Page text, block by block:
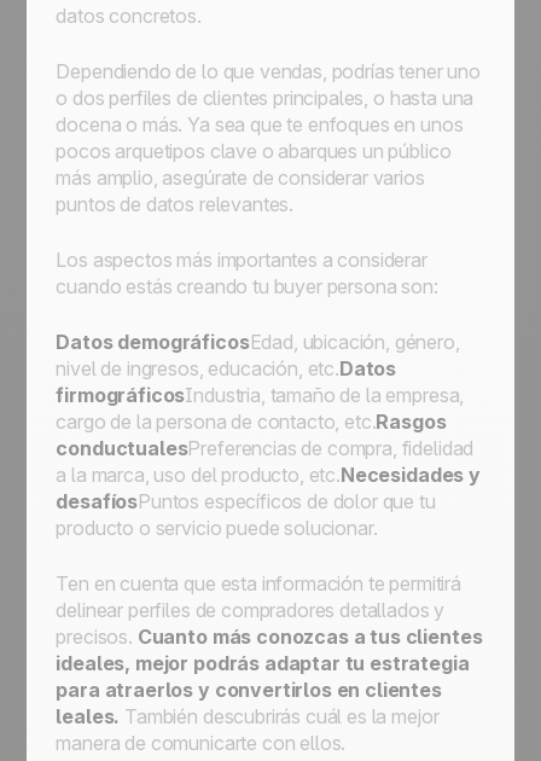
datos concretos.
Dependiendo de lo que vendas, podrías tener uno
o dos perfiles de clientes principales, o hasta una
docena o más. Ya sea que te enfoques en unos
pocos arquetipos clave o abarques un público
más amplio, asegúrate de considerar varios
puntos de datos relevantes.
Los aspectos más importantes a considerar
cuando estás creando tu buyer persona son:
Datos demográficosEdad, ubicación, género,
nivel de ingresos, educación, etc.Datos
firmográficosIndustria, tamaño de la empresa,
cargo de la persona de contacto, etc.Rasgos
conductualesPreferencias de compra, fidelidad
a la marca, uso del producto, etc.Necesidades y
desafíosPuntos específicos de dolor que tu
producto o servicio puede solucionar.
Ten en cuenta que esta información te permitirá
delinear perfiles de compradores detallados y
precisos. Cuanto más conozcas a tus clientes
ideales, mejor podrás adaptar tu estrategia
para atraerlos y convertirlos en clientes
leales. También descubrirás cuál es la mejor
manera de comunicarte con ellos.